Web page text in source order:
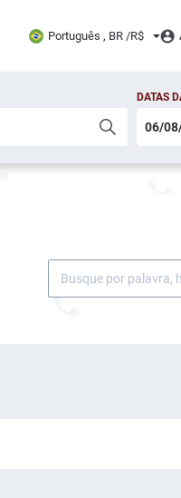
Português , BR /R$
DATAS